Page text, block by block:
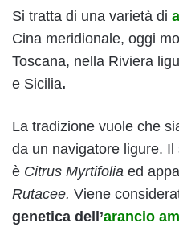
Si tratta di una varietà di
Cina meridionale, oggi
Toscana, nella Riviera
e Sicilia.
La tradizione vuole che
da un navigatore ligure.
è Citrus Myrtifolia ed
Rutacee. Viene
genetica dell’arancio